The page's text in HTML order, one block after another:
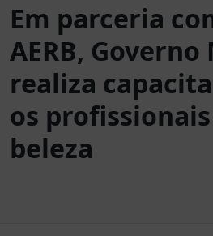
Em parceria
AERB,
realiza
os
beleza